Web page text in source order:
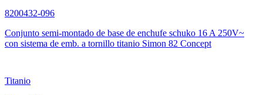
8200432-096
Conjunto semi-montado de base de enchufe schuko 16 A 250V~
con sistema de emb. a tornillo titanio Simon 82 Concept
Titanio